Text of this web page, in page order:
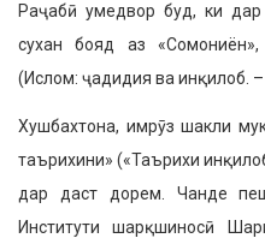
Раҷабӣ умедвор буд, ки
сухан бояд аз
(Ислом: ҷадидия ва инқилоб.
Хушбахтона, имрӯз шакли
таърихини» («Таърихи
дар даст дорем. Чанде
Институти шарқшиносӣ